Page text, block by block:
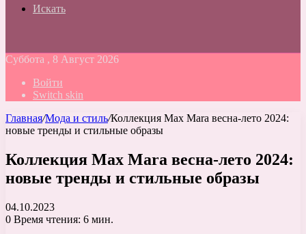
Искать
Суббота , 8 Август 2026
Войти
Switch skin
Главная/Мода и стиль/Коллекция Max Mara весна-лето 2024:
новые тренды и стильные образы
Коллекция Max Mara весна-лето 2024:
новые тренды и стильные образы
04.10.2023
0 Время чтения: 6 мин.